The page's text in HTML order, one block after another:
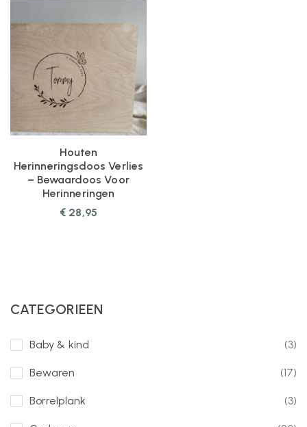
Houten
Herinneringsdoos Verlies
– Bewaardoos Voor
Herinneringen
€ 28,95
CATEGORIEEN
Baby & kind (3)
Bewaren (17)
Borrelplank (3)